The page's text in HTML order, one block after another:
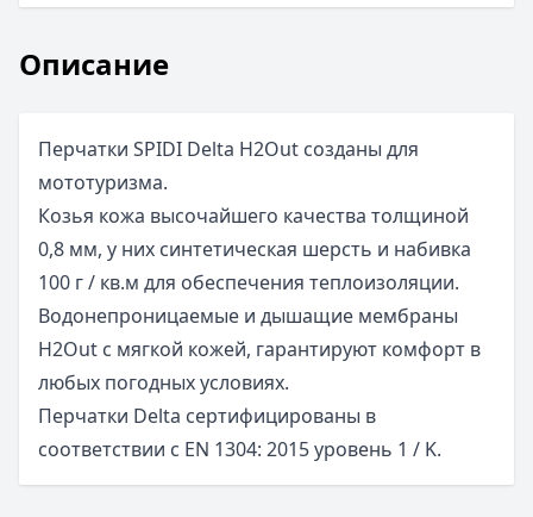
Описание
Перчатки SPIDI Delta H2Out созданы для
мототуризма.
Козья кожа высочайшего качества толщиной
0,8 мм, у них синтетическая шерсть и набивка
100 г / кв.м для обеспечения теплоизоляции.
Водонепроницаемые и дышащие мембраны
H2Out с мягкой кожей, гарантируют комфорт в
любых погодных условиях.
Перчатки Delta сертифицированы в
соответствии с EN 1304: 2015 уровень 1 / K.